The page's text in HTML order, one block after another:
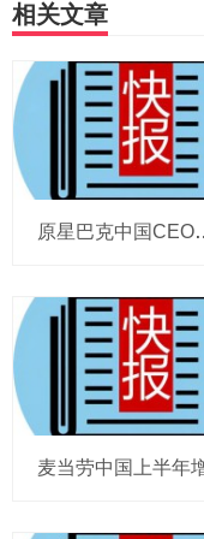
相关文章
原星巴克中国CEO蔡德粦掌舵恒隆，百胜